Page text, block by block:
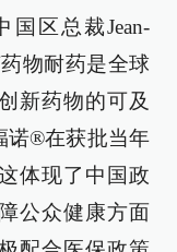
区总裁Jean-
药物耐药是全球
新药物的可及
诺®在获批当年
体现了中国政
公众健康方面